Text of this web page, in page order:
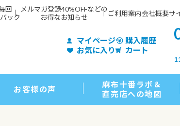
回
ック
メルマガ登録40%OFFなどの
お得なお知らせ
ご利用案内会社概要サ
マイページ
購入履歴
お気に入り
カート
お客様の声
麻布十番ラボ＆
直売店への地図